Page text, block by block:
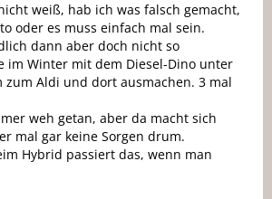
weiß, hab ich was falsch gemacht,
oder es muss einfach mal sein.
dann aber doch nicht so
im Winter mit dem Diesel-Dino unter
zum Aldi und dort ausmachen. 3 mal
weh getan, aber da macht sich
mal gar keine Sorgen drum.
Hybrid passiert das, wenn man